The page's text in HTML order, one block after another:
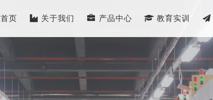
首页 关于我们 产品中心 教育实训